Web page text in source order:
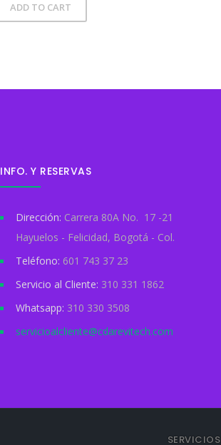
ADD TO CART
INFO. Y RESERVAS
Dirección: Carrera 80A No. 17 -21
Hayuelos - Felicidad, Bogotá - Col.
Teléfono: 601 743 37 23
Servicio al Cliente: 310 331 1862
Whatsapp: 310 330 3508
servicioalcliente@cdarevitech.com
SERVICIOS